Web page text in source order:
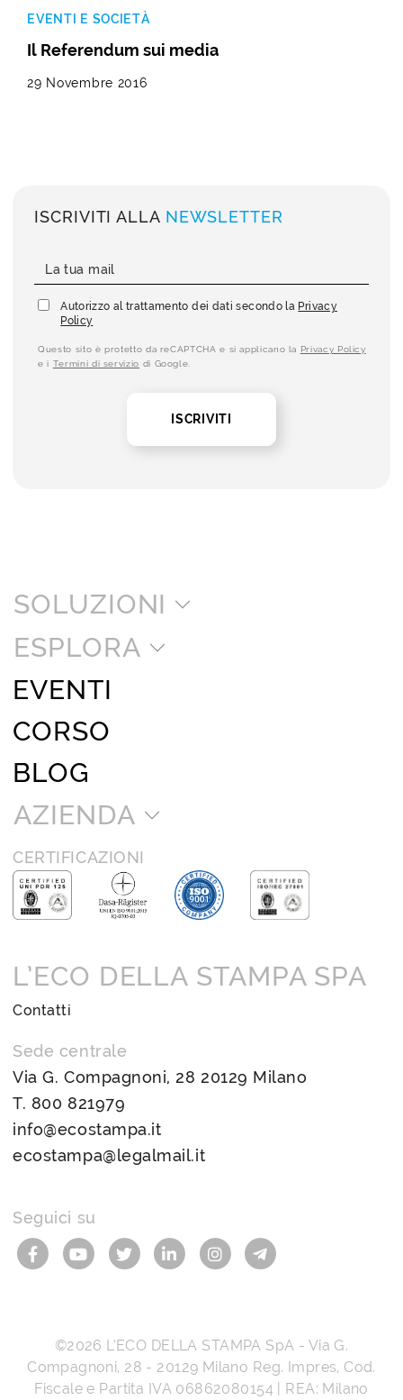
EVENTI E SOCIETÀ
Il Referendum sui media
29 Novembre 2016
ISCRIVITI ALLA NEWSLETTER
Autorizzo al trattamento dei dati secondo la Privacy
Policy
Questo sito è protetto da reCAPTCHA e si applicano la Privacy Policy
e i Termini di servizio di Google.
ISCRIVITI
SOLUZIONI
ESPLORA
EVENTI
CORSO
BLOG
AZIENDA
CERTIFICAZIONI
L’ECO DELLA STAMPA SPA
Contatti
Sede centrale
Via G. Compagnoni, 28 20129 Milano
T. 800 821979
info@ecostampa.it
ecostampa@legalmail.it
Seguici su
©2026 L’ECO DELLA STAMPA SpA - Via G.
Compagnoni, 28 - 20129 Milano Reg. Impres, Cod.
Fiscale e Partita IVA 06862080154 | REA: Milano